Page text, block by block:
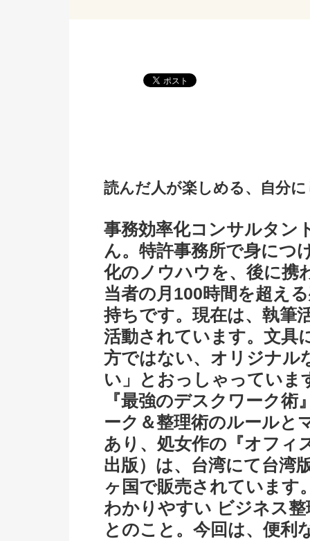
読んだ人が楽しめる、自分
事務効率化コンサルタン
ん。特許事務所で身につ
化のノウハウを、後に携
当者の月100時間を超え
持ちです。現在は、執筆
活動されています。文具
方ではない、オリジナル
い」とおっしゃっていま
『最強のデスクワーク
ーク＆整理術のルールと
あり、処女作の『オフィ
出版）は、台湾にて台湾
ヶ国で販売されています
わかりやすい ビジネス
とのこと。今回は、便利